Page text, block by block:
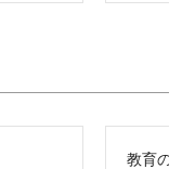
教育の再